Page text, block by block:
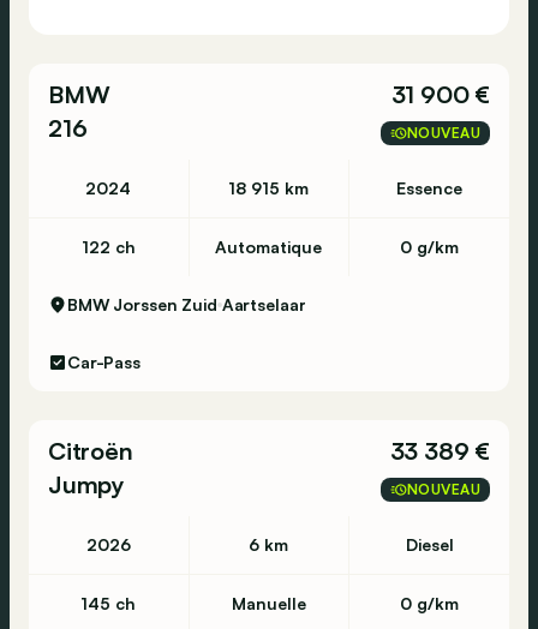
BMW
216
31 900 €
NOUVEAU
2024 18 915 km Essence
122 ch Automatique 0 g/km
BMW Jorssen Zuid Aartselaar
Car-Pass
Citroën
Jumpy
33 389 €
NOUVEAU
2026 6 km Diesel
145 ch Manuelle 0 g/km